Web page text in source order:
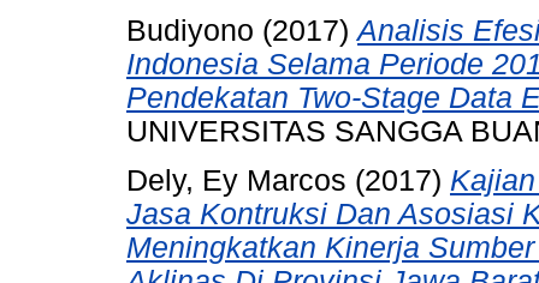
Budiyono (2017)Analisis
Indonesia Selama Periode
Pendekatan Two-Stage Data
UNIVERSITAS SANGGA
Dely, Ey Marcos (2017)
Jasa Kontruksi Dan Asosiasi
Meningkatkan Kinerja